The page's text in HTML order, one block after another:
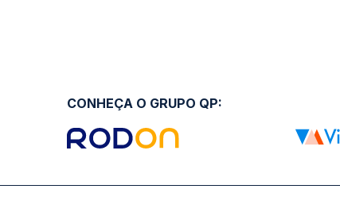
CONHEÇA O GRUPO QP: